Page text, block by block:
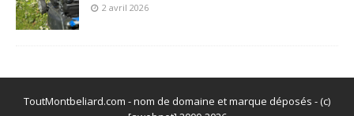
2 avril 2026
ToutMontbeliard.com - nom de domaine et marque déposés - (c)